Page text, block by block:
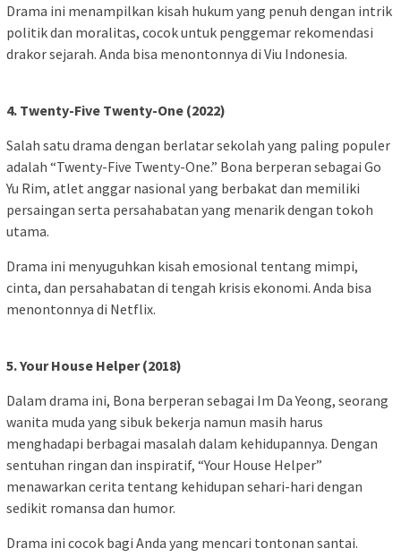
Drama ini menampilkan kisah hukum yang penuh dengan intrik
politik dan moralitas, cocok untuk penggemar rekomendasi
drakor sejarah. Anda bisa menontonnya di Viu Indonesia.
4. Twenty-Five Twenty-One (2022)
Salah satu drama dengan berlatar sekolah yang paling populer
adalah “Twenty-Five Twenty-One.” Bona berperan sebagai Go
Yu Rim, atlet anggar nasional yang berbakat dan memiliki
persaingan serta persahabatan yang menarik dengan tokoh
utama.
Drama ini menyuguhkan kisah emosional tentang mimpi,
cinta, dan persahabatan di tengah krisis ekonomi. Anda bisa
menontonnya di Netflix.
5. Your House Helper (2018)
Dalam drama ini, Bona berperan sebagai Im Da Yeong, seorang
wanita muda yang sibuk bekerja namun masih harus
menghadapi berbagai masalah dalam kehidupannya. Dengan
sentuhan ringan dan inspiratif, “Your House Helper”
menawarkan cerita tentang kehidupan sehari-hari dengan
sedikit romansa dan humor.
Drama ini cocok bagi Anda yang mencari tontonan santai.